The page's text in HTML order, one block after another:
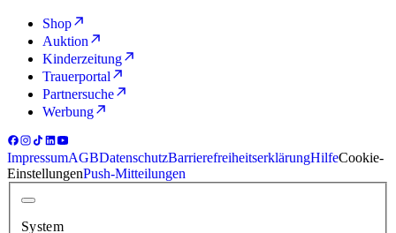
Shop
Auktion
Kinderzeitung
Trauerportal
Partnersuche
Werbung
ImpressumAGBDatenschutzBarrierefreiheitserklärungHilfeCookie-
EinstellungenPush-Mitteilungen
System